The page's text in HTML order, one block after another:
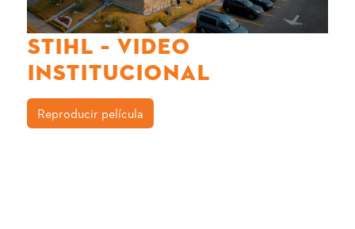
STIHL – Video
institucional
Reproducir película